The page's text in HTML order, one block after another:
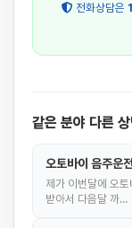
전화상담은
같은 분야 다른 상
오토바이 음주운
제가 이번달에 오
받아서 다음달 까…